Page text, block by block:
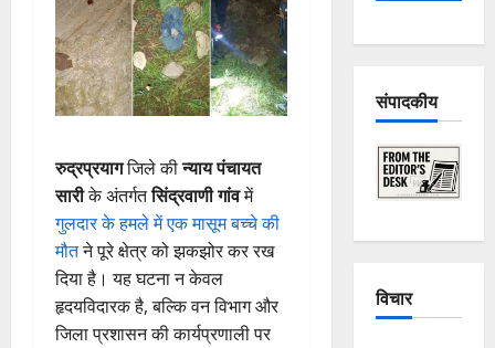
रुद्रप्रयागजिले कीन्याय पंचायत
सारीके अंतर्गतसिंद्रवाणी गांवमें
गुलदार के हमले में एक मासूम बच्चे की
मौतने पूरे क्षेत्र को झकझोर कर रख
दिया है। यह घटना न केवल
हृदयविदारक है, बल्कि वन विभाग और
जिला प्रशासन की कार्यप्रणाली पर
संपादकीय
विचार